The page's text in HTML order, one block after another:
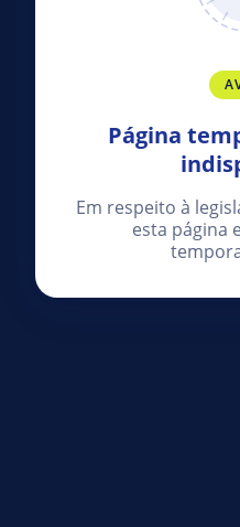
Página
Em respeito à
esta página